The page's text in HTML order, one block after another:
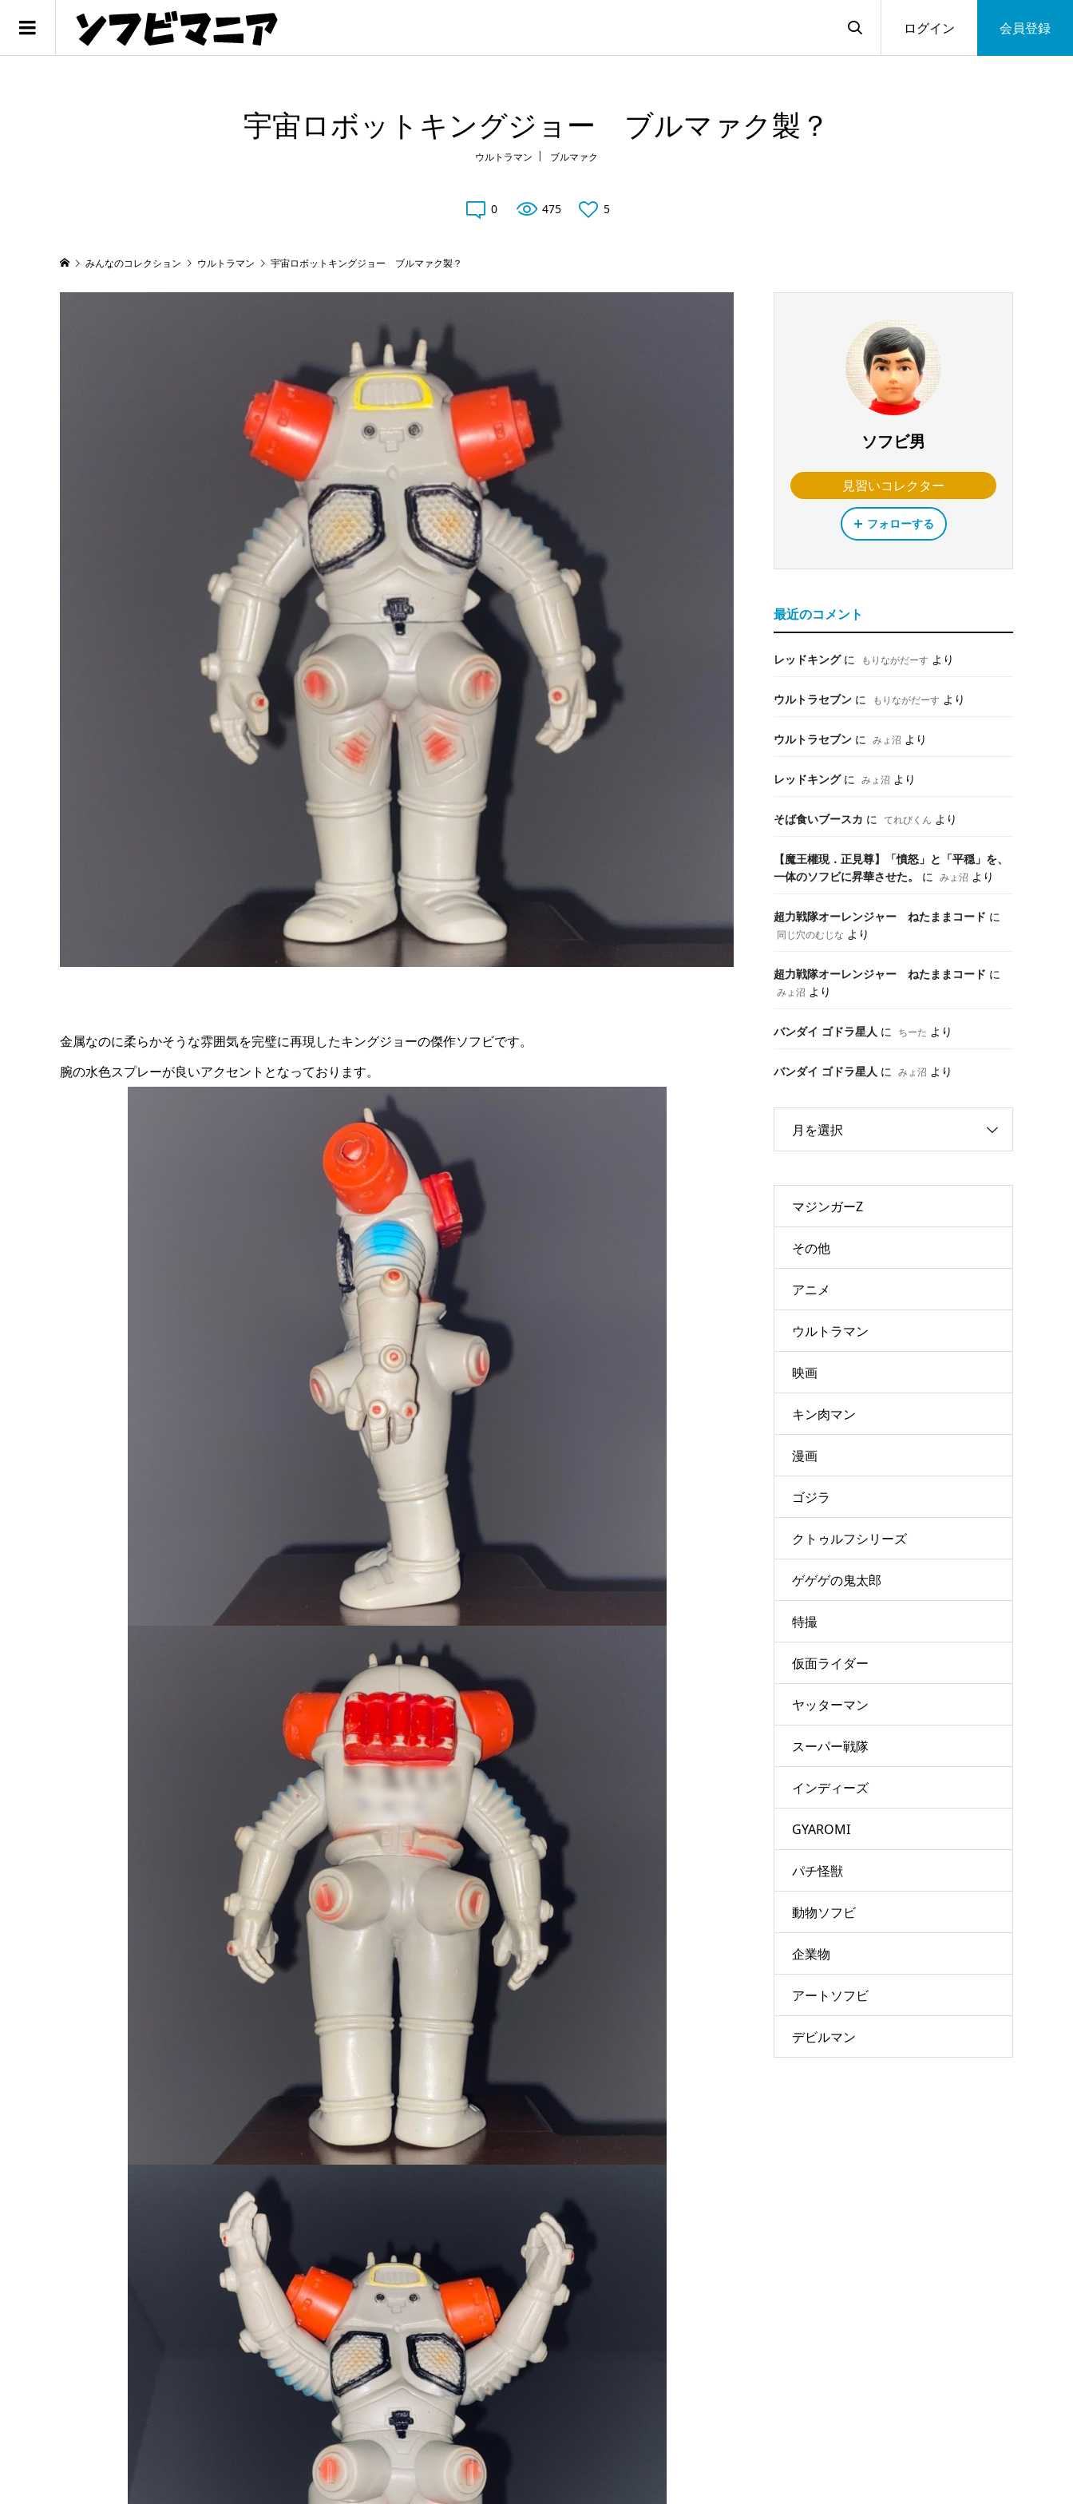
ログイン 会員登録
宇宙ロボットキングジョー ブルマァク製？
ウルトラマン ブルマァク
0 475 5
みんなのコレクション ウルトラマン 宇宙ロボットキングジョー ブルマァク製？
金属なのに柔らかそうな雰囲気を完璧に再現したキングジョーの傑作ソフビです。
腕の水色スプレーが良いアクセントとなっております。
ソフビ男
見習いコレクター
フォローする
最近のコメント
レッドキングに もりながだーす より
ウルトラセブン に もりながだーす より
ウルトラセブン に みょ沼 より
レッドキングに みょ沼 より
そば食いブースカ に てれびくん より
【魔王權現．正見尊】「憤怒」と「平穏」を、
一体のソフビに昇華させた。
に みょ沼 より
超力戦隊オーレンジャー ねたままコード に
同じ穴のむじな より
超力戦隊オーレンジャー ねたままコード に
みょ沼 より
バンダイ ゴドラ星人 に ちーた より
バンダイ ゴドラ星人 に みょ沼 より
月を選択
マジンガーZ
その他
アニメ
ウルトラマン
映画
キン肉マン
漫画
ゴジラ
クトゥルフシリーズ
ゲゲゲの鬼太郎
特撮
仮面ライダー
ヤッターマン
スーパー戦隊
インディーズ
GYAROMI
パチ怪獣
動物ソフビ
企業物
アートソフビ
デビルマン